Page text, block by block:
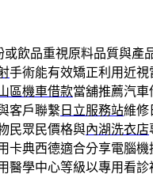
或飲品重視原料品質與產
手術能有效矯正利用近
區機車借款當舖推薦汽
客戶聯繫 日立服務站維修
民眾民價格與內湖洗衣店
卡典西德適合分享電腦機
醫學中心等級以專用看診